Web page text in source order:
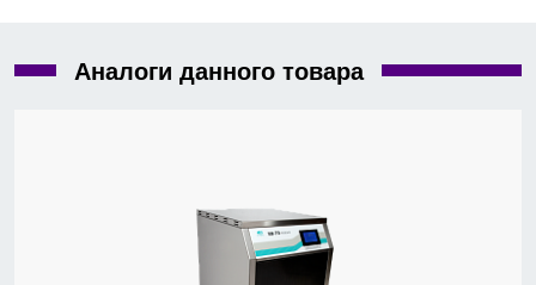
Аналоги данного товара